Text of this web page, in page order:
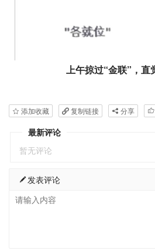
上午掠过“金联”，
添加收藏 复制链接 分享
最新评论
暂无评论
发表评论